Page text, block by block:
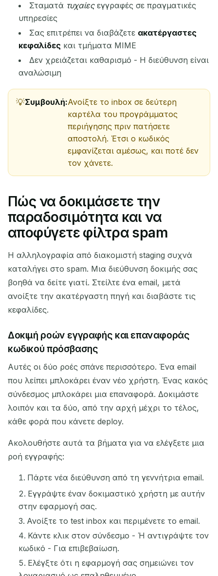
Περιμένοντας εισερχόμενα email...
Ανανέωση
Σταματά τυχαίεςεγγραφές σε πραγματικές
υπηρεσίες
Σας επιτρέπει να διαβάζετε ακατέργαστες
κεφαλίδες και τμήματα MIME
Δεν χρειάζεται καθαρισμό - Η διεύθυνση είναι
αναλώσιμη
Συμβουλή:Ανοίξτε το inbox σε δεύτερη
καρτέλα του προγράμματος
περιήγησης πριν πατήσετε
αποστολή. Έτσι ο κωδικός
εμφανίζεται αμέσως, και ποτέ δεν
τον χάνετε.
Πώς να δοκιμάσετε την
παραδοσιμότητα και να
αποφύγετε φίλτρα spam
Η αλληλογραφία από διακομιστή staging συχνά
καταλήγει στο spam. Μια διεύθυνση δοκιμής σας
βοηθά να δείτε γιατί. Στείλτε ένα email, μετά
ανοίξτε την ακατέργαστη πηγή και διαβάστε τις
κεφαλίδες.
Δοκιμή ροών εγγραφής και επαναφοράς
κωδικού πρόσβασης
Αυτές οι δύο ροές σπάνε περισσότερο. Ένα email
που λείπει μπλοκάρει έναν νέο χρήστη. Ένας κακός
σύνδεσμος μπλοκάρει μια επαναφορά. Δοκιμάστε
λοιπόν και τα δύο, από την αρχή μέχρι το τέλος,
κάθε φορά που κάνετε deploy.
Ακολουθήστε αυτά τα βήματα για να ελέγξετε μια
ροή εγγραφής:
Πάρτε νέα διεύθυνση από τη γεννήτρια email.
Εγγράψτε έναν δοκιμαστικό χρήστη με αυτήν
στην εφαρμογή σας.
Ανοίξτε το test inbox και περιμένετε το email.
Κάντε κλικ στον σύνδεσμο - Ή αντιγράψτε τον
κωδικό - Για επιβεβαίωση.
Ελέγξτε ότι η εφαρμογή σας σημειώνει τον